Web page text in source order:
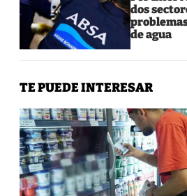
dos
de agua
TE PUEDE INTERESAR